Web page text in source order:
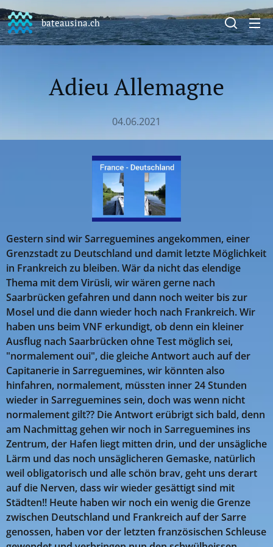
bateausina.ch
Adieu Allemagne
04.06.2021
Gestern sind wir Sarreguemines angekommen, einer
Grenzstadt zu Deutschland und damit letzte Möglichkeit
in Frankreich zu bleiben. Wär da nicht das elendige
Thema mit dem Virüsli, wir wären gerne nach
Saarbrücken gefahren und dann noch weiter bis zur
Mosel und die dann wieder hoch nach Frankreich. Wir
haben uns beim VNF erkundigt, ob denn ein kleiner
Ausflug nach Saarbrücken ohne Test möglich sei,
"normalement oui", die gleiche Antwort auch auf der
Capitanerie in Sarreguemines, wir könnten also
hinfahren, normalement, müssten inner 24 Stunden
wieder in Sarreguemines sein, doch was wenn nicht
normalement gilt?? Die Antwort erübrigt sich bald, denn
am Nachmittag gehen wir noch in Sarreguemines ins
Zentrum, der Hafen liegt mitten drin, und der unsägliche
Lärm und das noch unsäglicheren Gemaske, natürlich
weil obligatorisch und alle schön brav, geht uns derart
auf die Nerven, dass wir wieder gesättigt sind mit
Städten!! Heute haben wir noch ein wenig die Grenze
zwischen Deutschland und Frankreich auf der Sarre
genossen, haben vor der letzten französischen Schleuse